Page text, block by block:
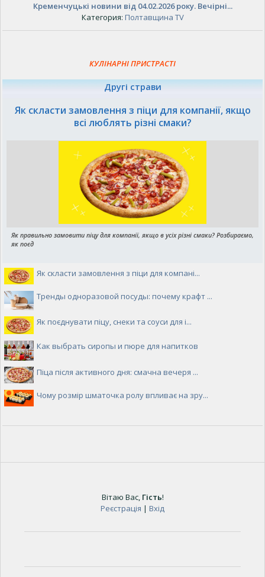
Кременчуцькі новини від 04.02.2026 року. Вечірні...
Категория: Полтавщина TV
КУЛІНАРНІ ПРИСТРАСТІ
Другі страви
Як скласти замовлення з піци для компанії, якщо
всі люблять різні смаки?
Як правильно замовити піцу для компанії, якщо в усіх різні смаки? Розбираємо,
як поєд
Як скласти замовлення з піци для компані...
Тренды одноразовой посуды: почему крафт ...
Як поєднувати піцу, снеки та соуси для і...
Как выбрать сиропы и пюре для напитков
Піца після активного дня: смачна вечеря ...
Чому розмір шматочка ролу впливає на зру...
Вітаю Вас, Гість!
Реєстрація | Вхід